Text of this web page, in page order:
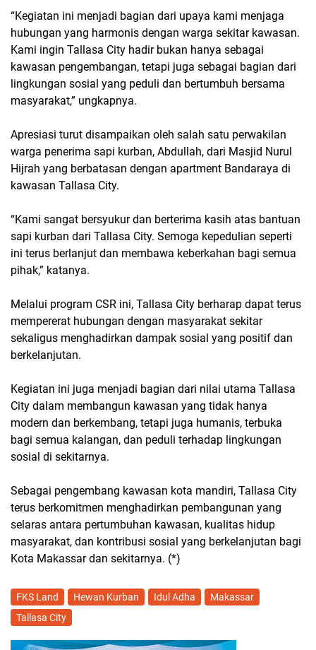
“Kegiatan ini menjadi bagian dari upaya kami menjaga
hubungan yang harmonis dengan warga sekitar kawasan.
Kami ingin Tallasa City hadir bukan hanya sebagai
kawasan pengembangan, tetapi juga sebagai bagian dari
lingkungan sosial yang peduli dan bertumbuh bersama
masyarakat,” ungkapnya.
Apresiasi turut disampaikan oleh salah satu perwakilan
warga penerima sapi kurban, Abdullah, dari Masjid Nurul
Hijrah yang berbatasan dengan apartment Bandaraya di
kawasan Tallasa City.
“Kami sangat bersyukur dan berterima kasih atas bantuan
sapi kurban dari Tallasa City. Semoga kepedulian seperti
ini terus berlanjut dan membawa keberkahan bagi semua
pihak,” katanya.
Melalui program CSR ini, Tallasa City berharap dapat terus
mempererat hubungan dengan masyarakat sekitar
sekaligus menghadirkan dampak sosial yang positif dan
berkelanjutan.
Kegiatan ini juga menjadi bagian dari nilai utama Tallasa
City dalam membangun kawasan yang tidak hanya
modern dan berkembang, tetapi juga humanis, terbuka
bagi semua kalangan, dan peduli terhadap lingkungan
sosial di sekitarnya.
Sebagai pengembang kawasan kota mandiri, Tallasa City
terus berkomitmen menghadirkan pembangunan yang
selaras antara pertumbuhan kawasan, kualitas hidup
masyarakat, dan kontribusi sosial yang berkelanjutan bagi
Kota Makassar dan sekitarnya. (*)
FKS Land Hewan Kurban Idul Adha
Makassar
Tallasa City